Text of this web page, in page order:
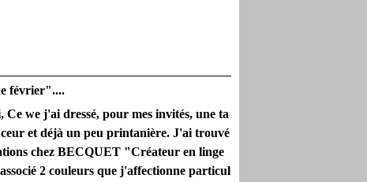
février"....
we j'ai dressé, pour mes invités, une ta
et déjà un peu printanière. J'ai trouvé
chez BECQUET "Créateur en linge
2 couleurs que j'affectionne particul